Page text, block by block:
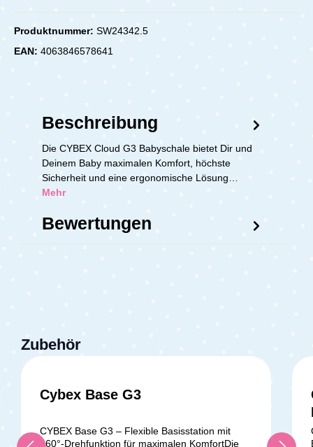
Produktnummer: SW24342.5
EAN: 4063846578641
Beschreibung
Die CYBEX Cloud G3 Babyschale bietet Dir und
Deinem Baby maximalen Komfort, höchste
Sicherheit und eine ergonomische Lösung…
Mehr
Bewertungen
Zubehör
Cybex Base G3
CYBEX Base G3 – Flexible Basisstation mit
360°-Drehfunktion für maximalen KomfortDie